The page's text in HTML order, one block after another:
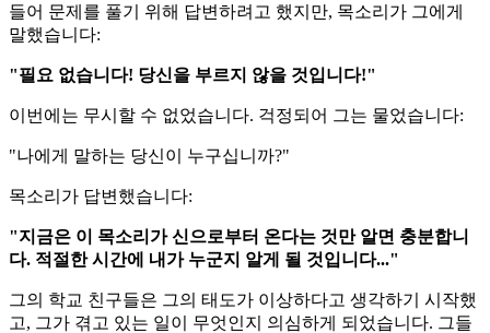
들어 문제를 풀기 위해 답변하려고 했지만, 목소리가 그에게
말했습니다:
"필요 없습니다! 당신을 부르지 않을 것입니다!"
이번에는 무시할 수 없었습니다. 걱정되어 그는 물었습니다:
"나에게 말하는 당신이 누구십니까?"
목소리가 답변했습니다:
"지금은 이 목소리가 신으로부터 온다는 것만 알면 충분합니
다. 적절한 시간에 내가 누군지 알게 될 것입니다..."
그의 학교 친구들은 그의 태도가 이상하다고 생각하기 시작했
고, 그가 겪고 있는 일이 무엇인지 의심하게 되었습니다. 그들